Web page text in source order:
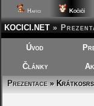
Hafíci Kočičí
KOCICI.NET »
Úvod
Články
Prezentace»